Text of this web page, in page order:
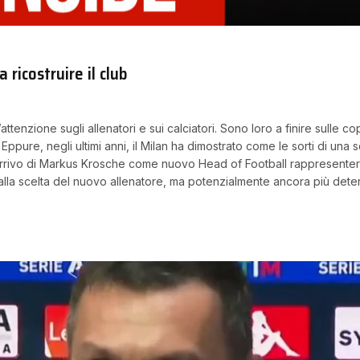
ricostruire il club
sugli allenatori e sui calciatori. Sono loro a finire sulle
negli ultimi anni, il Milan ha dimostrato come le sorti di
di Markus Krosche come nuovo Head of Football
scelta del nuovo allenatore, ma potenzialmente ancora più